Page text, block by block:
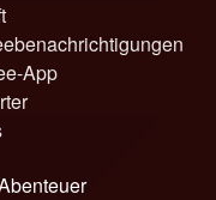
App